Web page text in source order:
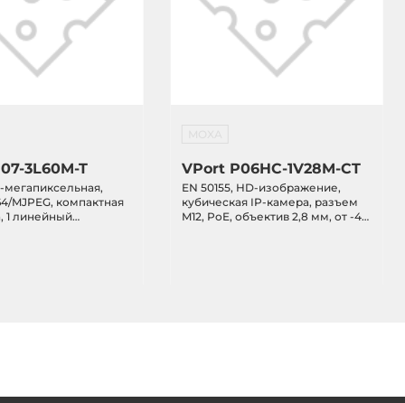
3L60M-T
мегапиксельная,
MJPEG, компактная
1 линейный
VPort P06HC-1V28M-CT
EN 50155, HD-изображение,
кубическая IP-камера, разъем
M12, PoE, объектив 2,8 мм, от -40